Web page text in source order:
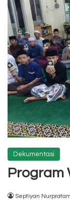
Dekumentasi
Program
Septiyan